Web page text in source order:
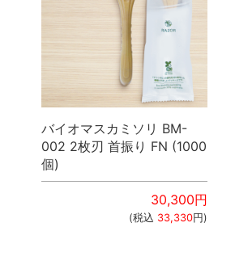
バイオマスカミソリ BM-
002 2枚刃 首振り FN (1000
個)
30,300円
(税込 33,330円)